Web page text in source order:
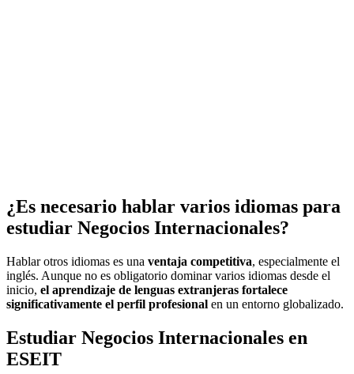
¿Es necesario hablar varios idiomas para
estudiar Negocios Internacionales?
Hablar otros idiomas es una ventaja competitiva, especialmente el
inglés. Aunque no es obligatorio dominar varios idiomas desde el
inicio, el aprendizaje de lenguas extranjeras fortalece
significativamente el perfil profesional en un entorno globalizado.
Estudiar Negocios Internacionales en
ESEIT